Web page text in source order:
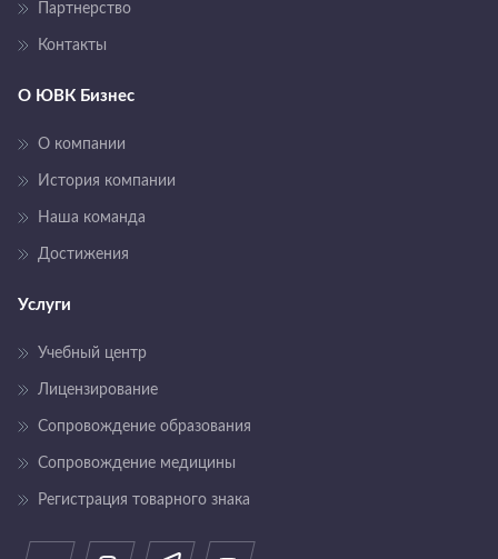
Партнерство
Контакты
О ЮВК Бизнес
О компании
История компании
Наша команда
Достижения
Услуги
Учебный центр
Лицензирование
Сопровождение образования
Сопровождение медицины
Регистрация товарного знака